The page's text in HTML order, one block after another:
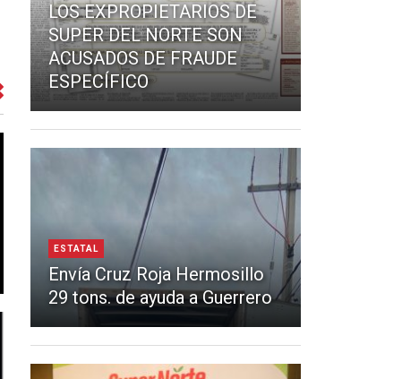
LOS EXPROPIETARIOS DE
SUPER DEL NORTE SON
ACUSADOS DE FRAUDE
ESPECÍFICO
ESTATAL
Envía Cruz Roja Hermosillo
29 tons. de ayuda a Guerrero